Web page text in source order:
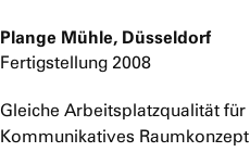
Plange Mühle, Düsseldorf
Fertigstellung 2008
Gleiche Arbeitsplatzqualität
Kommunikatives Raumkonzept